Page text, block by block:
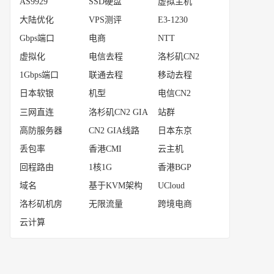
大陆优化 VPS测评 E3-1230
Gbps端口 电商 NTT
虚拟化 电信去程 洛杉矶CN2
1Gbps端口 联通去程 移动去程
日本软银 机型 电信CN2
三网直连 洛杉矶CN2 GIA 站群
高防服务器 CN2 GIA线路 日本东京
丢包率 香港CMI 云主机
回程路由 1核1G 香港BGP
域名 基于KVM架构 UCloud
洛杉矶机房 无限流量 跨境电商
云计算